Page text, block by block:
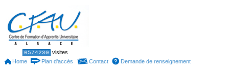
content.
Skip
navigation
6574230 visites
Home
Plan d'accès Contact Demande de renseignement